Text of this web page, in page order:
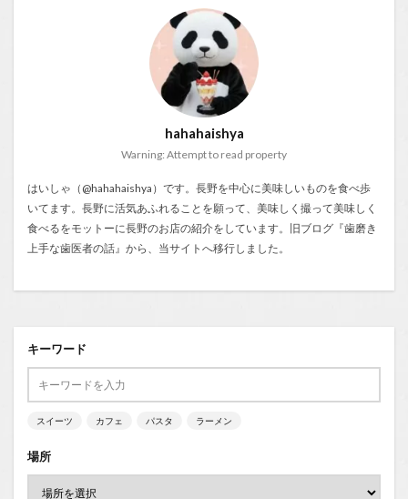
hahahaishya
Warning: Attempt to read property
はいしゃ（@hahahaishya）です。長野を中心に美味しいものを食べ歩
いてます。長野に活気あふれることを願って、美味しく撮って美味しく
食べるをモットーに長野のお店の紹介をしています。旧ブログ『歯磨き
上手な歯医者の話』から、当サイトへ移行しました。
キーワード
スイーツ カフェ パスタ ラーメン
場所